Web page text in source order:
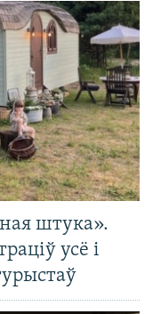
штука».
усё і